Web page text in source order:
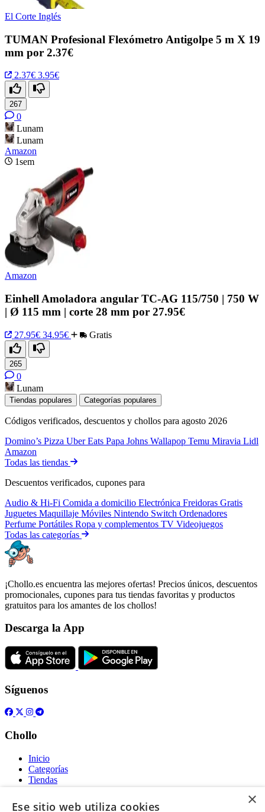
El Corte Inglés
TUMAN Profesional Flexómetro Antigolpe 5 m X 19
mm por 2.37€
2.37€ 3.95€
267
0
Lunam
Lunam
Amazon
1sem
Amazon
Einhell Amoladora angular TC-AG 115/750 | 750 W
| Ø 115 mm | corte 28 mm por 27.95€
27.95€ 34.95€ Gratis
265
0
Lunam
Tiendas populares Categorías populares
Códigos verificados, descuentos y chollos para agosto 2026
Domino’s Pizza Uber Eats Papa Johns Wallapop Temu Miravia Lidl
Amazon
Todas las tiendas
Descuentos verificados, cupones para
Audio & Hi-Fi Comida a domicilio Electrónica Freidoras Gratis
Juguetes Maquillaje Móviles Nintendo Switch Ordenadores
Perfume Portátiles Ropa y complementos TV Videojuegos
Todas las categorías
¡Chollo.es encuentra las mejores ofertas! Precios únicos, descuentos
promocionales, cupones para tus tiendas favoritas y productos
gratuitos para los amantes de los chollos!
Descarga la App
Síguenos
Chollo
Inicio
Categorías
Tiendas
Gratis
×
Ese sitio web utiliza cookies